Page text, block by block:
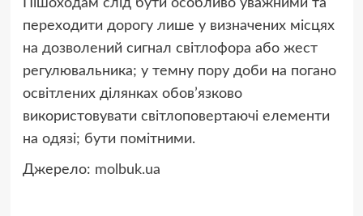
Пішоходам слід бути особливо уважними та
переходити дорогу лише у визначених місцях
на дозволений сигнал світлофора або жест
регулювальника; у темну пору доби на погано
освітлених ділянках обов’язково
використовувати світлоповертаючі елементи
на одязі; бути помітними.
Джерело: molbuk.ua